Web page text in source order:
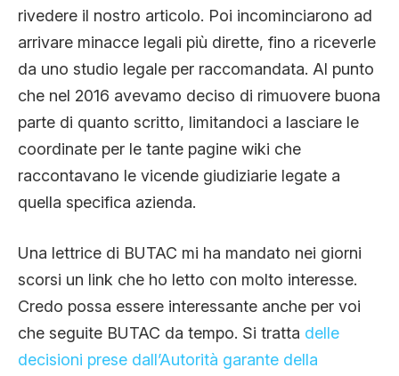
rivedere il nostro articolo. Poi incominciarono ad
arrivare minacce legali più dirette, fino a riceverle
da uno studio legale per raccomandata. Al punto
che nel 2016 avevamo deciso di rimuovere buona
parte di quanto scritto, limitandoci a lasciare le
coordinate per le tante pagine wiki che
raccontavano le vicende giudiziarie legate a
quella specifica azienda.
Una lettrice di BUTAC mi ha mandato nei giorni
scorsi un link che ho letto con molto interesse.
Credo possa essere interessante anche per voi
che seguite BUTAC da tempo. Si tratta delle
decisioni prese dall’Autorità garante della